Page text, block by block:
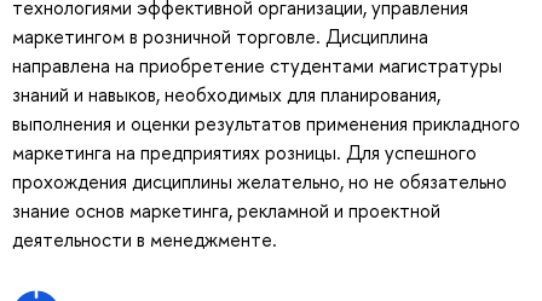
технологиями эффективной организации, управления
маркетингом в розничной торговле. Дисциплина
направлена на приобретение студентами магистратуры
знаний и навыков, необходимых для планирования,
выполнения и оценки результатов применения прикладного
маркетинга на предприятиях розницы. Для успешного
прохождения дисциплины желательно, но не обязательно
знание основ маркетинга, рекламной и проектной
деятельности в менеджменте.